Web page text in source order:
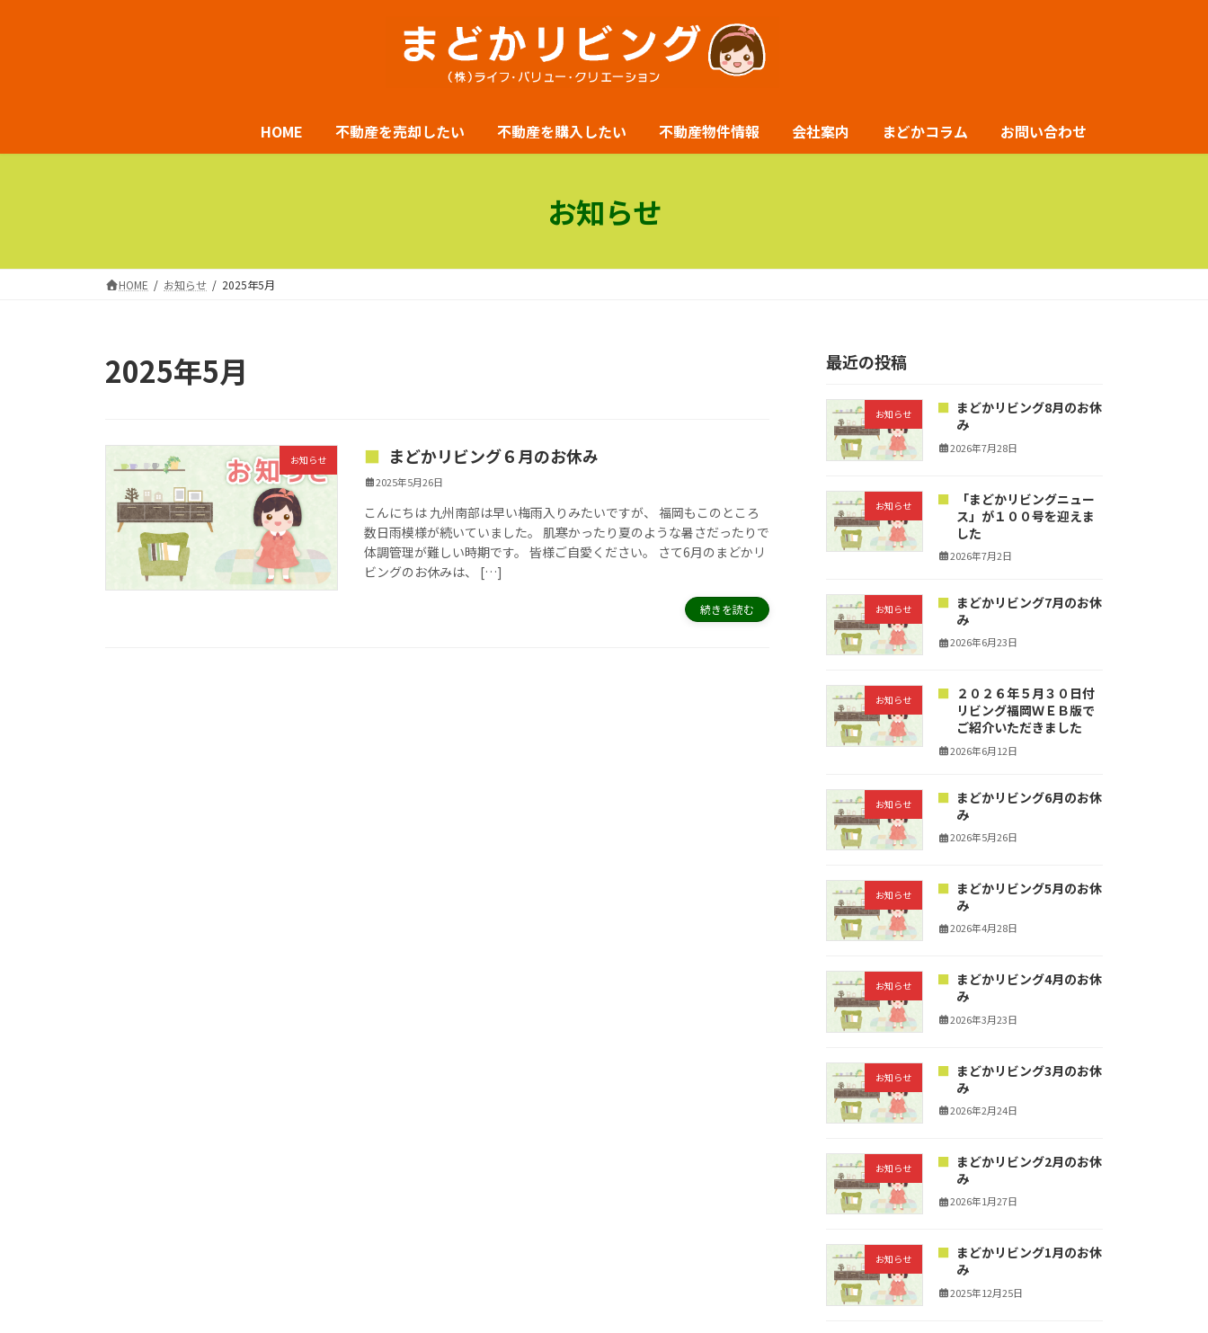
HOME 不動産を売却したい 不動産を購入したい 不動産物件情報 会社案内 まどかコラム お問い合わせ
お知らせ
HOME お知らせ 2025年5月
2025年5月
お知らせ まどかリビング６月のお休み
2025年5月26日
こんにちは 九州南部は早い梅雨入りみたいですが、 福岡もこのところ
数日雨模様が続いていました。 肌寒かったり夏のような暑さだったりで
体調管理が難しい時期です。 皆様ご自愛ください。 さて6月のまどかリ
ビングのお休みは、 […]
続きを読む
最近の投稿
お知らせ
まどかリビング8月のお休
み
2026年7月28日
お知らせ
「まどかリビングニュー
ス」が１００号を迎えま
した
2026年7月2日
お知らせ
まどかリビング7月のお休
み
2026年6月23日
お知らせ
２０２６年５月３０日付
リビング福岡ＷＥＢ版で
ご紹介いただきました
2026年6月12日
お知らせ
まどかリビング6月のお休
み
2026年5月26日
お知らせ
まどかリビング5月のお休
み
2026年4月28日
お知らせ
まどかリビング4月のお休
み
2026年3月23日
お知らせ
まどかリビング3月のお休
み
2026年2月24日
お知らせ
まどかリビング2月のお休
み
2026年1月27日
お知らせ
まどかリビング1月のお休
み
2025年12月25日